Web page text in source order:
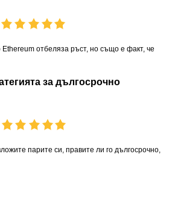
Ethereum отбеляза ръст, но също е факт, че
за дългосрочно
парите си, правите ли го дългосрочно,